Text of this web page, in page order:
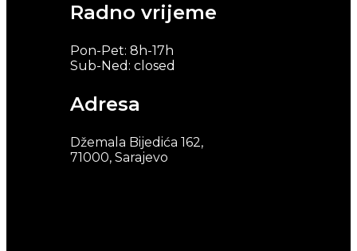
Radno vrijeme
Pon-Pet: 8h-17h
Sub-Ned: closed
Adresa
Džemala Bijedića 162,
71000, Sarajevo